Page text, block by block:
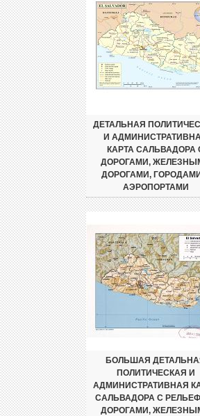
ДЕТАЛЬНАЯ
И
КАРТА САЛЬВАДОРА
ДОРОГАМИ,
ДОРОГАМИ,
АЭРОПОРТАМИ
БОЛЬШАЯ
ПОЛИТИЧЕСКАЯ И
АДМИНИСТРАТИВНАЯ
САЛЬВАДОРА С
ДОРОГАМИ,